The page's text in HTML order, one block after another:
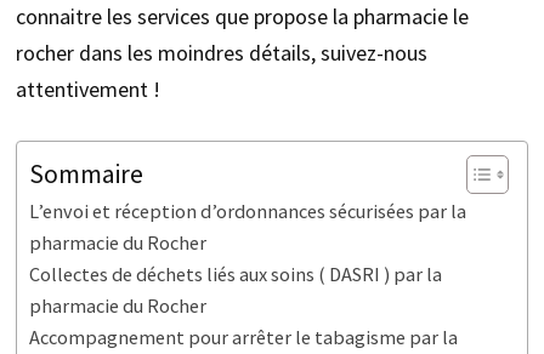
connaitre les services que propose la pharmacie le
rocher dans les moindres détails, suivez-nous
attentivement !
Sommaire
L’envoi et réception d’ordonnances sécurisées par la
pharmacie du Rocher
Collectes de déchets liés aux soins ( DASRI ) par la
pharmacie du Rocher
Accompagnement pour arrêter le tabagisme par la